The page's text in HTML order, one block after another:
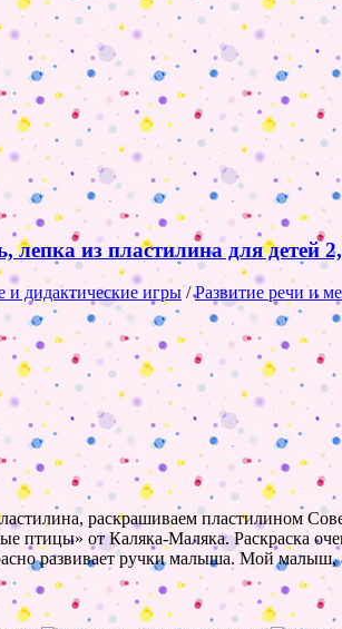
из пластилина для детей
и дидактические игры/Развитие речи и
раскрашиваем пластилином
от Каляка-Маляка. Раскраска
развивает ручки малыша. Мой малыш,